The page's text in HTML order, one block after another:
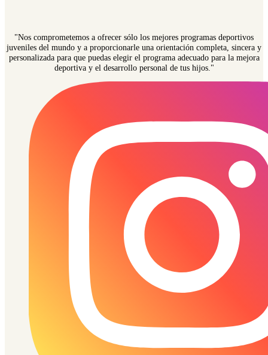
"Nos comprometemos a ofrecer sólo los mejores programas deportivos
juveniles del mundo y a proporcionarle una orientación completa, sincera y
personalizada para que puedas elegir el programa adecuado para la mejora
deportiva y el desarrollo personal de tus hijos."